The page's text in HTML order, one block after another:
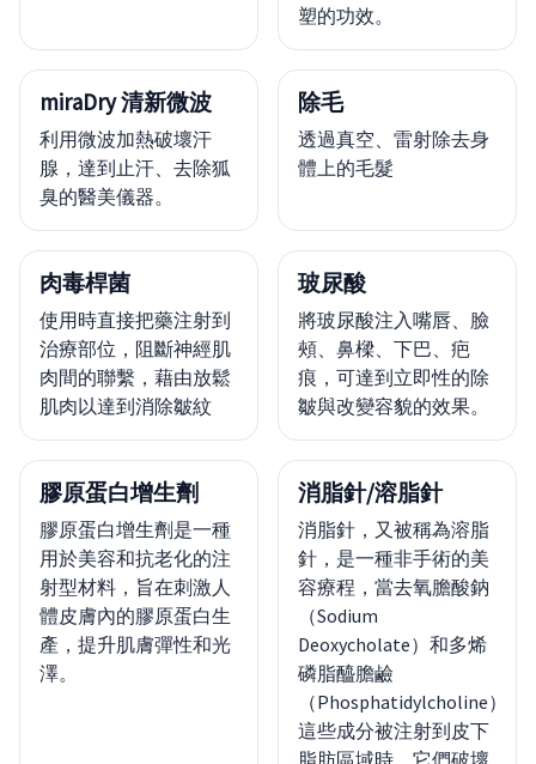
塑的功效。
miraDry 清新微波
利用微波加熱破壞汗
腺，達到止汗、去除狐
臭的醫美儀器。
除毛
透過真空、雷射除去身
體上的毛髮
肉毒桿菌
使用時直接把藥注射到
治療部位，阻斷神經肌
肉間的聯繫，藉由放鬆
肌肉以達到消除皺紋
玻尿酸
將玻尿酸注入嘴唇、臉
頰、鼻樑、下巴、疤
痕，可達到立即性的除
皺與改變容貌的效果。
膠原蛋白增生劑
膠原蛋白增生劑是一種
用於美容和抗老化的注
射型材料，旨在刺激人
體皮膚內的膠原蛋白生
產，提升肌膚彈性和光
澤。
消脂針/溶脂針
消脂針，又被稱為溶脂
針，是一種非手術的美
容療程，當去氧膽酸鈉
（Sodium
Deoxycholate）和多烯
磷脂醯膽鹼
（Phosphatidylcholine）
這些成分被注射到皮下
脂肪區域時，它們破壞